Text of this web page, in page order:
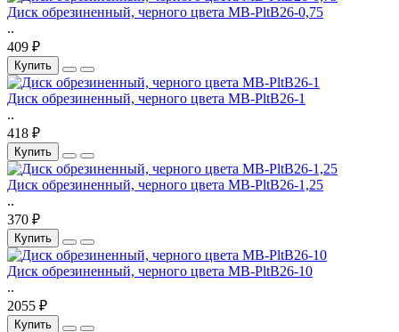
Диск обрезиненный, черного цвета MB-PltB26-0,75
..
409 ₽
Купить
Диск обрезиненный, черного цвета MB-PltB26-1
..
418 ₽
Купить
Диск обрезиненный, черного цвета MB-PltB26-1,25
..
370 ₽
Купить
Диск обрезиненный, черного цвета MB-PltB26-10
..
2055 ₽
Купить